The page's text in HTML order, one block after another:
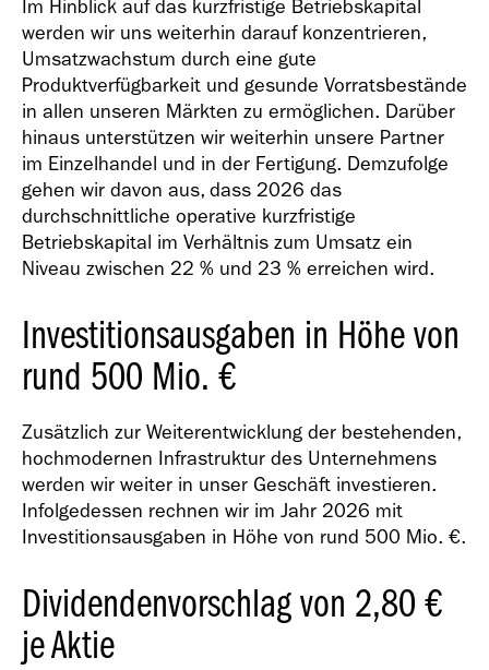
Im Hinblick auf das kurzfristige Betriebskapital
werden wir uns weiterhin darauf konzentrieren,
Umsatzwachstum durch eine gute
Produktverfügbarkeit und gesunde Vorratsbestände
in allen unseren Märkten zu ermöglichen. Darüber
hinaus unterstützen wir weiterhin unsere Partner
im Einzelhandel und in der Fertigung. Demzufolge
gehen wir davon aus, dass 2026 das
durchschnittliche operative kurzfristige
Betriebskapital im Verhältnis zum Umsatz ein
Niveau zwischen 22 % und 23 % erreichen wird.
Investitionsausgaben in Höhe von
rund 500 Mio. €
Zusätzlich zur Weiterentwicklung der bestehenden,
hochmodernen Infrastruktur des Unternehmens
werden wir weiter in unser Geschäft investieren.
Infolgedessen rechnen wir im Jahr 2026 mit
Investitionsausgaben in Höhe von rund 500 Mio. €.
Dividendenvorschlag von 2,80 €
je Aktie